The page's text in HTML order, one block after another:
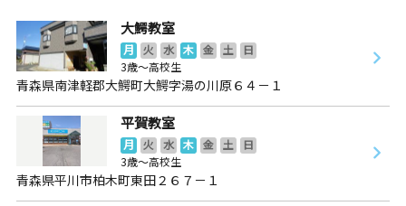
大鰐教室
月 火 水 木 金 土
日
3歳～高校生
青森県南津軽郡大鰐町大鰐字湯の川原６４－１
平賀教室
月 火 水 木 金 土
日
3歳～高校生
青森県平川市柏木町東田２６７－１